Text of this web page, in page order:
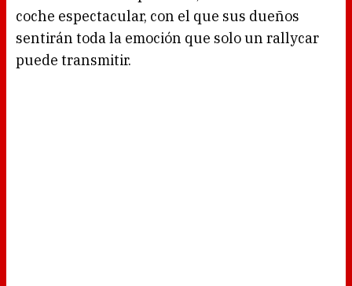
coche espectacular, con el que sus dueños
sentirán toda la emoción que solo un rallycar
puede transmitir.